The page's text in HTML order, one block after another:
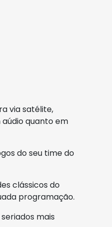
via satélite,
quanto em
do seu time do
clássicos do
programação.
mais